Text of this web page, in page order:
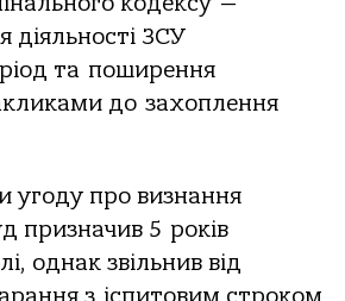
ЗСУ
та поширення
до захоплення
угоду про визнання
призначив 5 років
однак звільнив від